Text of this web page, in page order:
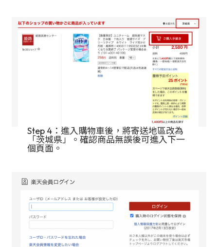
Step 4：進入購物車後，將寄送地區改為
「茨城県」。確認商品無誤後可進入下一
個頁面。